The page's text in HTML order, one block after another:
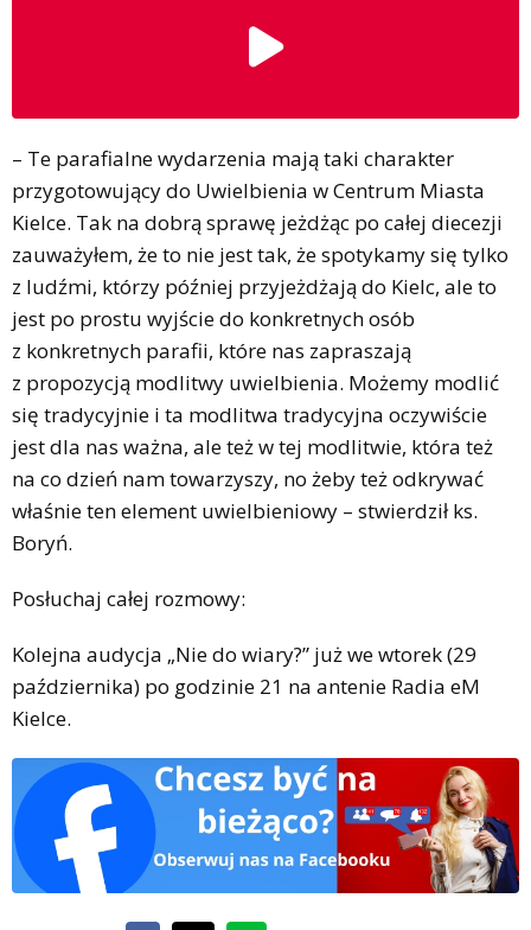
– Te parafialne wydarzenia mają taki charakter
przygotowujący do Uwielbienia w Centrum Miasta
Kielce. Tak na dobrą sprawę jeżdżąc po całej diecezji
zauważyłem, że to nie jest tak, że spotykamy się tylko
z ludźmi, którzy później przyjeżdżają do Kielc, ale to
jest po prostu wyjście do konkretnych osób
z konkretnych parafii, które nas zapraszają
z propozycją modlitwy uwielbienia. Możemy modlić
się tradycyjnie i ta modlitwa tradycyjna oczywiście
jest dla nas ważna, ale też w tej modlitwie, która też
na co dzień nam towarzyszy, no żeby też odkrywać
właśnie ten element uwielbieniowy – stwierdził ks.
Boryń.
Posłuchaj całej rozmowy:
Kolejna audycja „Nie do wiary?” już we wtorek (29
października) po godzinie 21 na antenie Radia eM
Kielce.